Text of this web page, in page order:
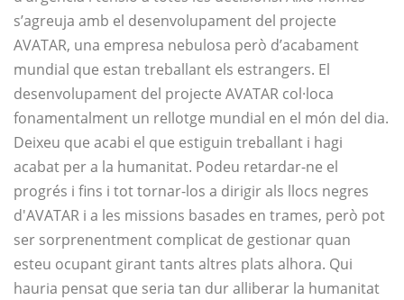
s’agreuja amb el desenvolupament del projecte
AVATAR, una empresa nebulosa però d’acabament
mundial que estan treballant els estrangers. El
desenvolupament del projecte AVATAR col·loca
fonamentalment un rellotge mundial en el món del dia.
Deixeu que acabi el que estiguin treballant i hagi
acabat per a la humanitat. Podeu retardar-ne el
progrés i fins i tot tornar-los a dirigir als llocs negres
d'AVATAR i a les missions basades en trames, però pot
ser sorprenentment complicat de gestionar quan
esteu ocupant girant tants altres plats alhora. Qui
hauria pensat que seria tan dur alliberar la humanitat